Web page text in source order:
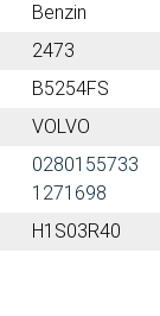
Benzin
2473
B5254FS
VOLVO
0280155733
1271698
H1S03R40